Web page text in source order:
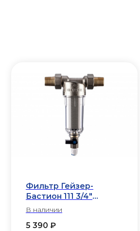
Фильтр Гейзер-
Бастион 111 3/4"
(проточный)
В наличии
5 390 ₽